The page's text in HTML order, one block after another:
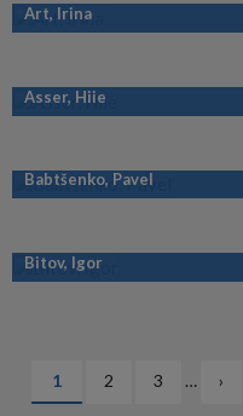
Art, Irina
Asser, Hiie
Babtšenko, Pavel
Bitov, Igor
Eesolev
leht
1 Lehekülg
2 Lehekülg
3 … ›